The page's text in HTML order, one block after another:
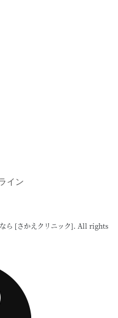
イン
ら [さかえクリニック]. All rights